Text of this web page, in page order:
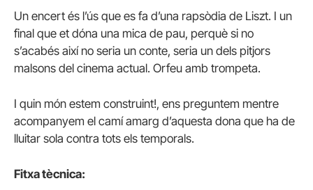
Un encert és l’ús que es fa d’una rapsòdia de Liszt. I un
final que et dóna una mica de pau, perquè si no
s’acabés així no seria un conte, seria un dels pitjors
malsons del cinema actual. Orfeu amb trompeta.
I quin món estem construint!, ens preguntem mentre
acompanyem el camí amarg d’aquesta dona que ha de
lluitar sola contra tots els temporals.
Fitxa tècnica: